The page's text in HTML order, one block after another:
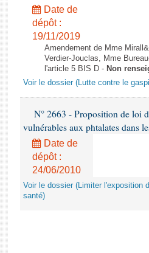
Date de
dépôt :
19/11/2019
Amendement de Mme
Verdier-Jouclas, Mme
l'article 5 BIS D - Non
Voir le dossier (Lutte contre le
N° 2663 - Proposition de loi
vulnérables aux phtalates dans
Date de
dépôt :
24/06/2010
Voir le dossier (Limiter l'exposition
santé)